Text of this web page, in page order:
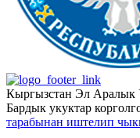
Кыргызстан Эл Аралык
Бардык укуктар
тарабынан иштелип